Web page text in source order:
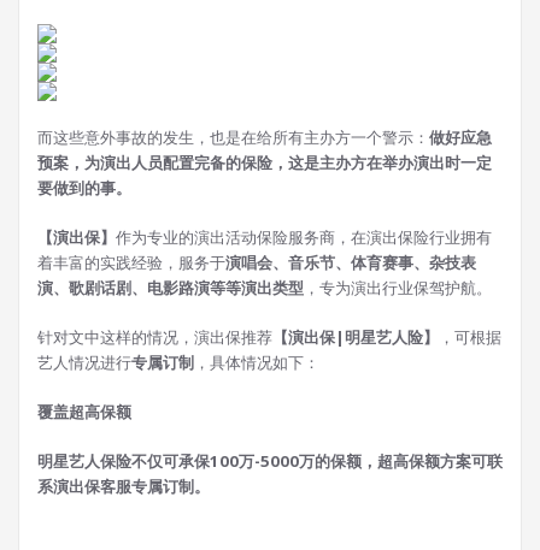
而这些意外事故的发生，也是在给所有主办方一个警示： 做好应急
预案，为演出人员配置完备的保险，这是主办方在举办演出时一定
要做到的事。
【演出保】 作为专业的演出活动保险服务商，在演出保险行业拥有
着丰富的实践经验，服务于演唱会、音乐节、体育赛事、杂技表
演、歌剧话剧、电影路演等等演出类型 ，专为演出行业保驾护航。
针对文中这样的情况，演出保推荐 【演出保|明星艺人险】
，可根据
艺人情况进行专属订制 ，具体情况如下：
覆盖超高保额
明星艺人保险不仅可承保100万-5000万的保额，超高保额方案可联
系演出保客服专属订制。